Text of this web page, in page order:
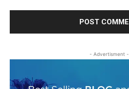
- Advertisment -